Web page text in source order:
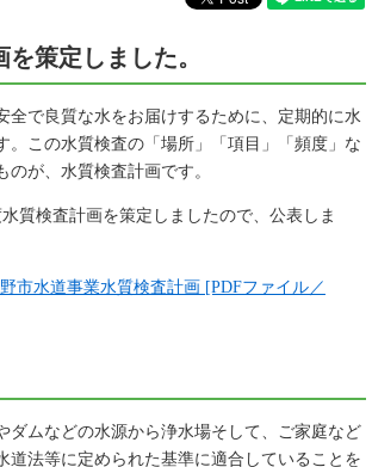
策定しました。
で良質な水をお届けするために、定期的に水
。この水質検査の「場所」「項目」「頻度」な
のが、水質検査計画です。
質検査計画を策定しましたので、公表しま
市水道事業水質検査計画 [PDFファイル／
ムなどの水源から浄水場そして、ご家庭など
道法等に定められた基準に適合していることを